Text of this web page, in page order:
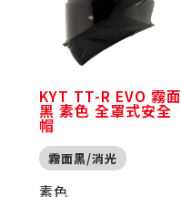
KYT TT-R EVO 霧面
黑 素色 全罩式安全
帽
霧面黑/消光
素色